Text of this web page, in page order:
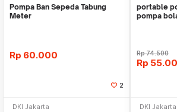
Pompa Ban Sepeda Tabung
Meter
Rp 60.000
2
DKI Jakarta
portable
pompa
Rp74.500
Rp
DKI Jakarta